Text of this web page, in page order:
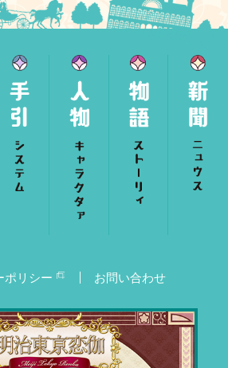
ポリシー お問い合わせ